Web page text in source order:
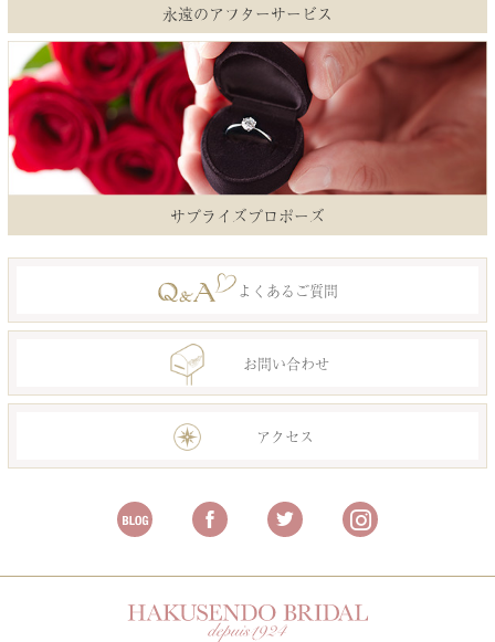
永遠のアフターサービス
サプライズプロポーズ
よくあるご質問
お問い合わせ
アクセス